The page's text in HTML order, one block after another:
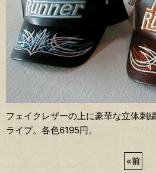
フェイクレザーの上に豪華な立体刺
ライプ。各色6195円。
«前